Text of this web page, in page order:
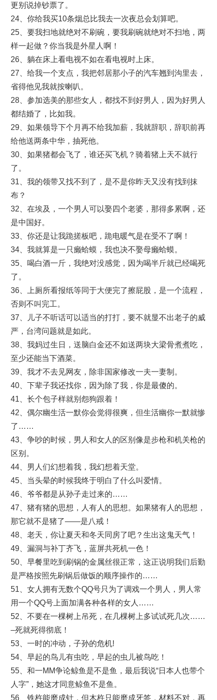
更别说掉钞票了。
24、你给我买10条烟总比我去一次夜总会划算吧。
25、要我扫地就绝对不刷碗，要我刷碗就绝对不扫地，两
样一起做？你当我是外星人啊！
26、躺在床上看电视不如在看电视时上床。
27、给我一个支点，我把邻居那小子的汽车翘到沟里去，
省得他见我就按喇叭。
28、参加选美的那些女人，都找不到好男人，因为好男人
都结婚了，比如我。
29、如果领导下个月再不给我加薪，我就辞职，辞职前再
给他送两条中华，抽死他。
30、如果猪都会飞了，谁还买飞机？骑着猪上天不就行
了。
31、我的领带又找不到了，是不是你昨天又没有找到抹
布？
32、在埃及，一个男人可以娶四个老婆，那得多累啊，还
是中国好。
33、你还是让我跪搓板吧，跪电暖气是在受不了啊！
34、我就算是一只癞蛤蟆，我也决不娶母癞蛤蟆。
35、喝白酒一斤，我绝对没感觉，因为喝半斤就已经喝死
了。
36、上厕所看报纸等同于大便完了擦屁股，是一个流程，
否则不叫完工。
37、儿子不听话可以适当的打打，要不就显不出老子的威
严，台湾问题就是如此。
38、我妈过生日，送脑白金还不如送两块大梁骨煮煮吃，
至少还能当下酒菜。
39、我才不去见网友，除非国家修改一夫一妻制。
40、下辈子我还找你，因为除了我，你是最傻的。
41、长个包子样就别怨狗跟着！
42、偶尔幽生活一默你会觉得很爽，但生活幽你一默就惨
了……
43、争吵的时候，男人和女人的区别像是步枪和机关枪的
区别。
44、男人们幻想着我，我幻想着天堂。
45、当头晕的时候我终于明白了什么叫爱情。
46、爷爷都是从孙子走过来的……
47、猪有猪的思想，人有人的思想。如果猪有人的思想，
那它就不是猪了——是八戒！
48、老天，你让夏天和冬天同房了吧？生出这鬼天气！
49、漏洞与补丁齐飞，蓝屏共死机一色！
50、早餐里吃到刷锅的金属丝很正常，这正说明我们后勤
是严格按照先刷锅后做饭的顺序操作的……
51、女人拥有无数个QQ号只为了调戏一个男人，男人常
用一个QQ号上面加满各种各样的女人……
52、不要在一棵树上吊死，在几棵树上多试试死几次……
–死就死得彻底！
53、一时的冲动，子孙的危机!
54、早起的鸟儿有虫吃，早起的虫儿被鸟吃！
55、和一MM争论鲸鱼是不是鱼，最后我说“日本人也带个
人字”，她这才同意鲸鱼不是鱼。
56、铁杵能磨成针，但木杵只能磨成牙签，材料不对，再